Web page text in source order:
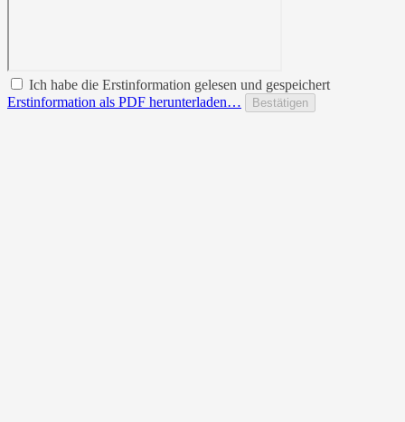
Ich habe die Erstinformation gelesen und gespeichert
Erstinformation als PDF herunterladen…
Bestätigen